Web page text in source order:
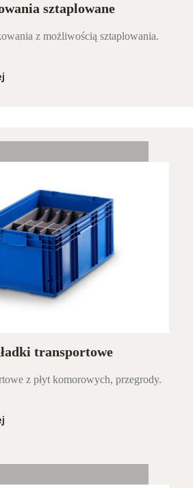
sztaplowane
z możliwością sztaplowania.
transportowe
z płyt komorowych, przegrody.